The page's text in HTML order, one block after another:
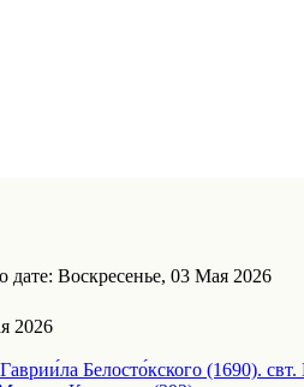
Воскресенье, 03 Мая 2026
2026